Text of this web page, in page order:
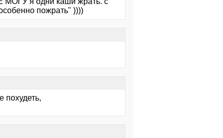
пожрать" ))))
похудеть,